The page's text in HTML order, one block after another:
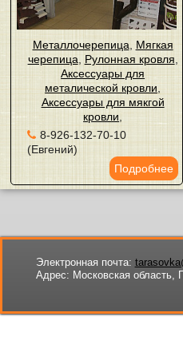
Металлочерепица
Мягкая
черепица
Рулонная кровля
Аксессуары для
металической кровли
Аксессуары для мякгой
кровли
8-926-132-70-10
(Евгений)
Подробнее
Электронная почта:
Адрес: Московская область,